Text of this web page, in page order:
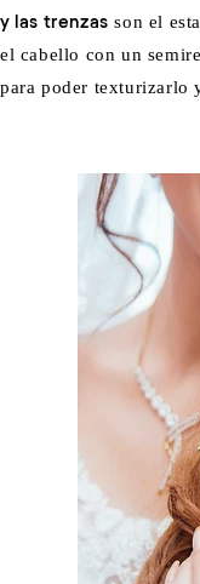
y las trenzas son el
el cabello con un
para poder texturizarlo